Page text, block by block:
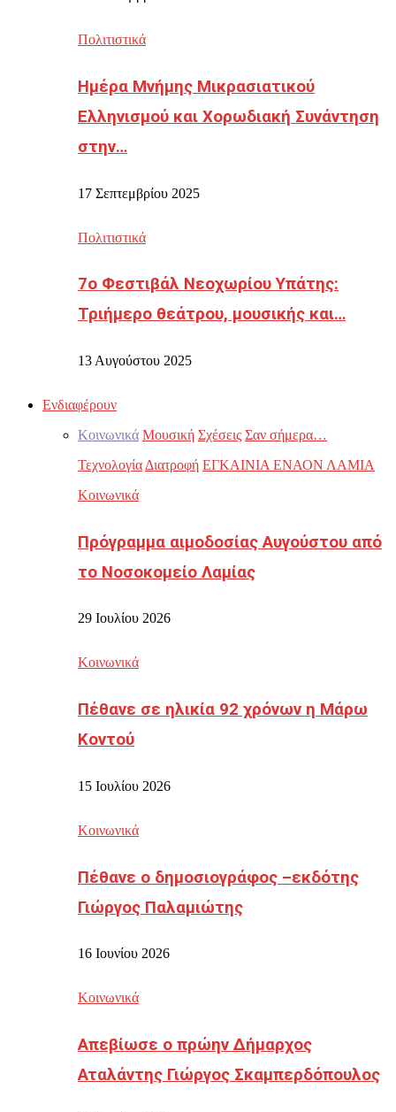
Πολιτιστικά
Ημέρα Μνήμης Μικρασιατικού
Ελληνισμού και Χορωδιακή Συνάντηση
στην…
17 Σεπτεμβρίου 2025
Πολιτιστικά
7ο Φεστιβάλ Νεοχωρίου Υπάτης:
Τριήμερο θεάτρου, μουσικής και…
13 Αυγούστου 2025
Ενδιαφέρουν
Κοινωνικά Μουσική Σχέσεις Σαν σήμερα…
Τεχνολογία Διατροφή ΕΓΚΑΙΝΙΑ ΕΝΑΟΝ ΛΑΜΙΑ
Κοινωνικά
Πρόγραμμα αιμοδοσίας Αυγούστου από
το Νοσοκομείο Λαμίας
29 Ιουλίου 2026
Κοινωνικά
Πέθανε σε ηλικία 92 χρόνων η Μάρω
Κοντού
15 Ιουλίου 2026
Κοινωνικά
Πέθανε ο δημοσιογράφος –εκδότης
Γιώργος Παλαμιώτης
16 Ιουνίου 2026
Κοινωνικά
Απεβίωσε ο πρώην Δήμαρχος
Αταλάντης Γιώργος Σκαμπερδόπουλος